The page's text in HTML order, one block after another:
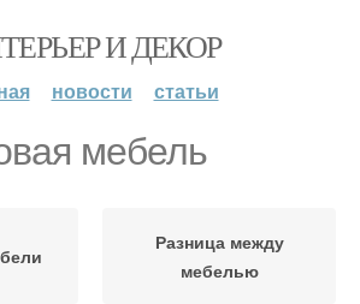
И ДЕКОР
новости статьи
мебель
Разница между
мебелью